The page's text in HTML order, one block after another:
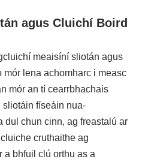
agus Cluichí Boird
meaisíní sliotán agus
lena achomharc i measc
mór an tí cearrbhachais
físeáin nua-
dul chun cinn, ag freastalú ar
cruthaithe ag
a bhfuil clú orthu as a